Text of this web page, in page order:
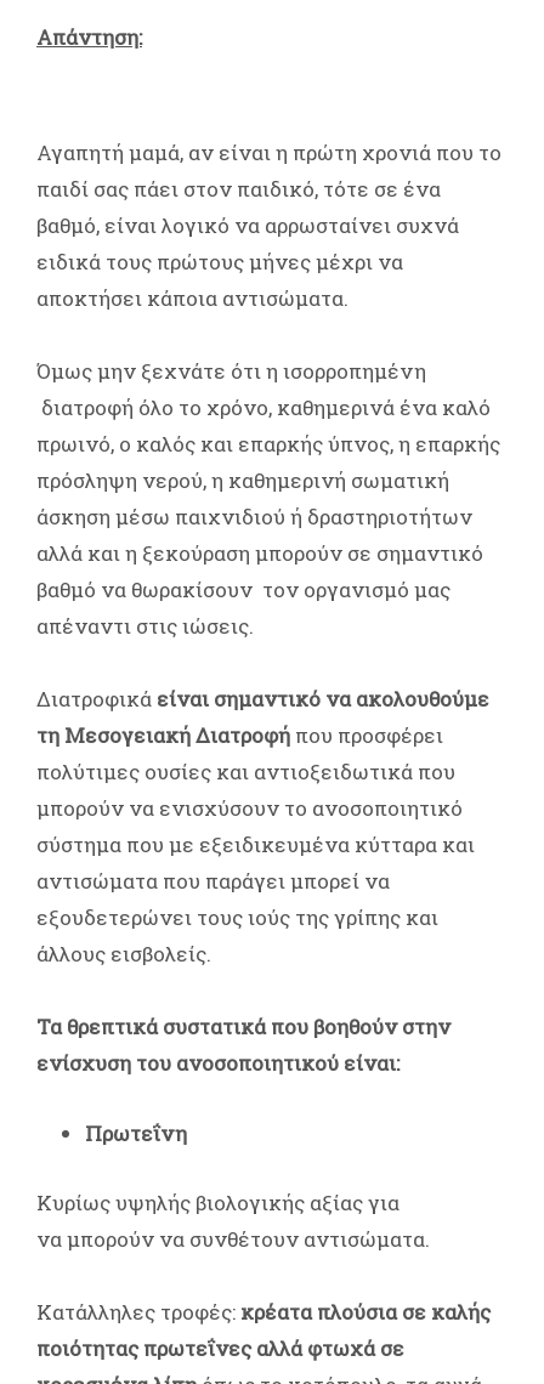
Απάντηση:
Αγαπητή μαμά, αν είναι η πρώτη χρονιά που το
παιδί σας πάει στον παιδικό, τότε σε ένα
βαθμό, είναι λογικό να αρρωσταίνει συχνά
ειδικά τους πρώτους μήνες μέχρι να
αποκτήσει κάποια αντισώματα.
Όμως μην ξεχνάτε ότι η ισορροπημένη
διατροφή όλο το χρόνο, καθημερινά ένα καλό
πρωινό, ο καλός και επαρκής ύπνος, η επαρκής
πρόσληψη νερού, η καθημερινή σωματική
άσκηση μέσω παιχνιδιού ή δραστηριοτήτων
αλλά και η ξεκούραση μπορούν σε σημαντικό
βαθμό να θωρακίσουν τον οργανισμό μας
απέναντι στις ιώσεις.
Διατροφικά είναι σημαντικό να ακολουθούμε
τη Μεσογειακή Διατροφή που προσφέρει
πολύτιμες ουσίες και αντιοξειδωτικά που
μπορούν να ενισχύσουν το ανοσοποιητικό
σύστημα που με εξειδικευμένα κύτταρα και
αντισώματα που παράγει μπορεί να
εξουδετερώνει τους ιούς της γρίπης και
άλλους εισβολείς.
Τα θρεπτικά συστατικά που βοηθούν στην
ενίσχυση του ανοσοποιητικού είναι:
Πρωτεΐνη
Κυρίως υψηλής βιολογικής αξίας για
να μπορούν να συνθέτουν αντισώματα.
Κατάλληλες τροφές: κρέατα πλούσια σε καλής
ποιότητας πρωτεΐνες αλλά φτωχά σε